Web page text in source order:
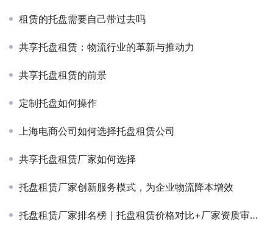
租赁的托盘需要自己带过去吗
共享托盘租赁：物流行业的革新与推动力
共享托盘租赁的前景
定制托盘如何操作
上海电商公司如何选择托盘租赁公司
共享托盘租赁厂家如何选择
托盘租赁厂家创新服务模式，为企业物流降本增效
托盘租赁厂家排名榜｜托盘租赁价格对比+厂家资质审核指南